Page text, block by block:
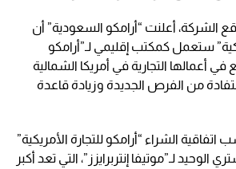
الشركة، أعلنت “أرامكو السعودية” أن
ستعمل كمكتب إقليمي لـ”أرامكو
في أعمالها التجارية في أمريكا الشمالية
من الفرص الجديدة وزيادة قاعدة
الشراء “أرامكو للتجارة الأمريكية”
لـ”موتيفا إنتربرايزز”، التي تعد أكبر